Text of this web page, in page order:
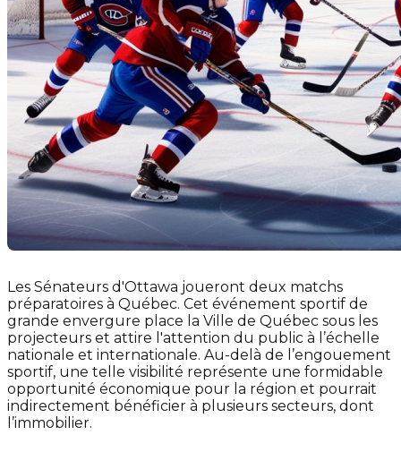
Les Sénateurs d'Ottawa joueront deux matchs
préparatoires à Québec. Cet événement sportif de
grande envergure place la Ville de Québec sous les
projecteurs et attire l'attention du public à l’échelle
nationale et internationale. Au-delà de l’engouement
sportif, une telle visibilité représente une formidable
opportunité économique pour la région et pourrait
indirectement bénéficier à plusieurs secteurs, dont
l’immobilier.